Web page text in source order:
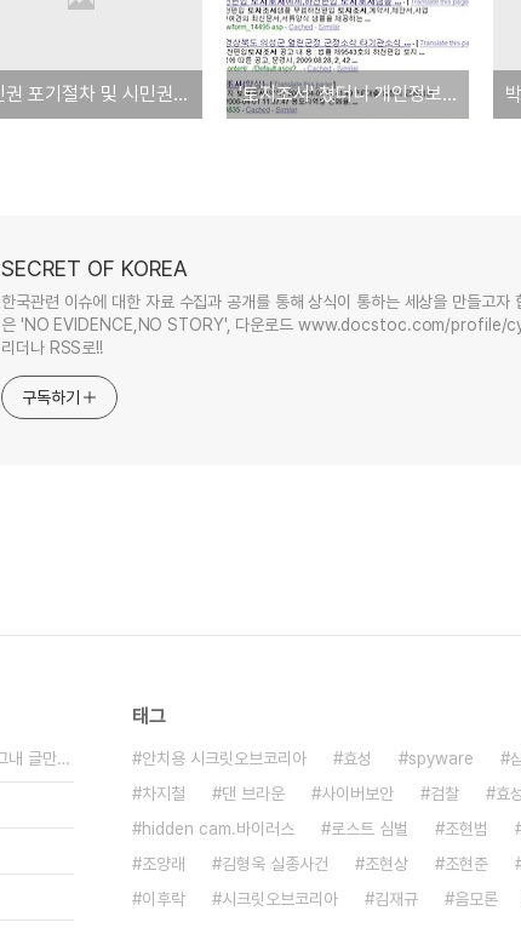
시민권 포기절차 및 시민권자 여부 검색 '토지조서' 쳤더니 개인정보 '줄줄줄'
SECRET OF KOREA
한국관련 이슈에 대한 자료 수집과 공개를 통해 상식이 통하는 세상을 만들고
은 'NO EVIDENCE,NO STORY', 다운로드 www.docstoc.com/profile/
리더나 RSS로!!
구독하기
블로그 검색창에 '키워드'넣으면 블로그내 글만 검색
태그
안치용 시크릿오브코리아 효성 spyware
차지철
댄 브라운 사이버보안 검찰 효
hidden cam.바이러스
로스트 심벌 조현범
조양래
김형욱 실종사건 조현상 조현준
이후락
시크릿오브코리아 김재규 음모론